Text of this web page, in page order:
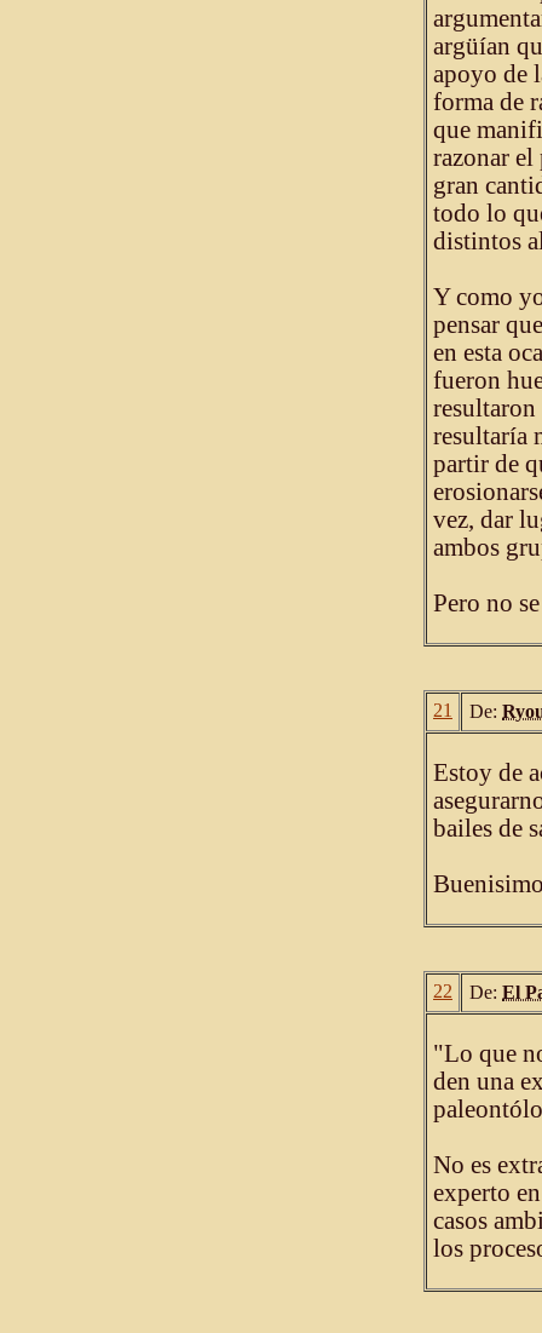
argüían
apoyo de
forma de
que
razonar el
gran
todo lo
distintos
Y como
pensar
en esta
fueron
resultaron
resultaría
partir de
vez, dar
ambos
Pero no
21 De:
Estoy de
bailes de
22 De: El
"Lo que
den una
No es
experto
casos
los